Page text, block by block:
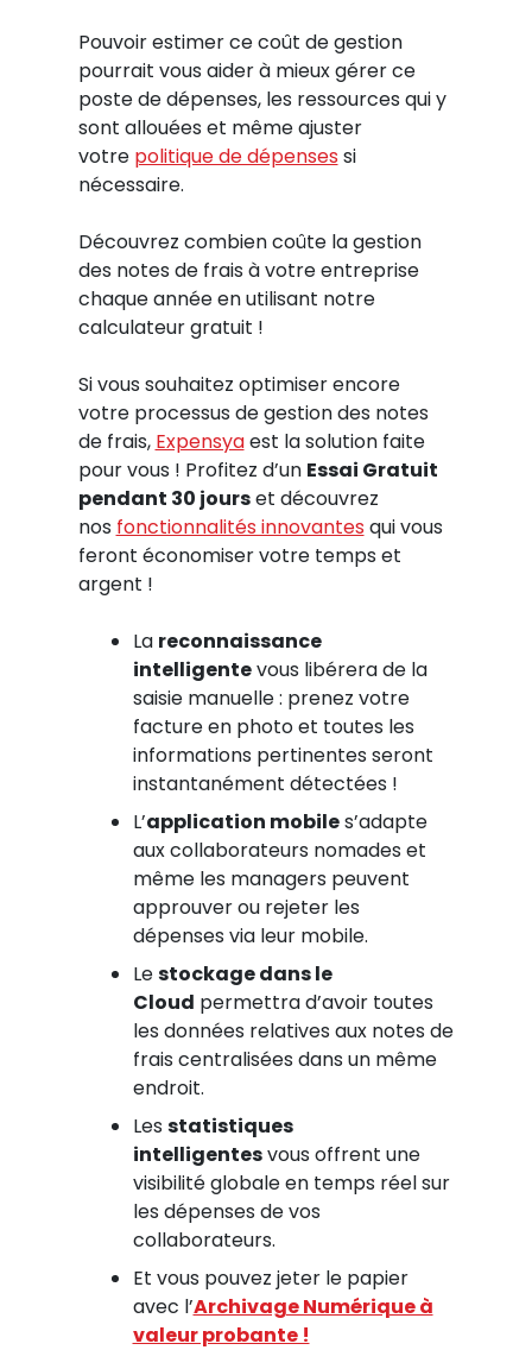
Pouvoir estimer ce coût de gestion
pourrait vous aider à mieux gérer ce
poste de dépenses, les ressources qui y
sont allouées et même ajuster
votre politique de dépenses si
nécessaire.
Découvrez combien coûte la gestion
des notes de frais à votre entreprise
chaque année en utilisant notre
calculateur gratuit !
Si vous souhaitez optimiser encore
votre processus de gestion des notes
de frais, Expensyaest la solution faite
pour vous ! Profitez d’un Essai Gratuit
pendant 30 jourset découvrez
nos fonctionnalités innovantes qui vous
feront économiser votre temps et
argent !
La reconnaissance
intelligentevous libérera de la
saisie manuelle : prenez votre
facture en photo et toutes les
informations pertinentes seront
instantanément détectées !
L’application mobiles’adapte
aux collaborateurs nomades et
même les managers peuvent
approuver ou rejeter les
dépenses via leur mobile.
Lestockage dans le
Cloud permettra d’avoir toutes
les données relatives aux notes de
frais centralisées dans un même
endroit.
Les statistiques
intelligentesvous offrent une
visibilité globale en temps réel sur
les dépenses de vos
collaborateurs.
Et vous pouvez jeter le papier
avec l’Archivage Numérique à
valeur probante !